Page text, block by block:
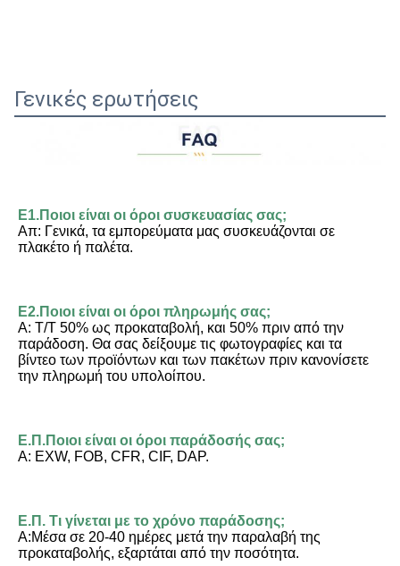
Γενικές ερωτήσεις
Ε1.Ποιοι είναι οι όροι συσκευασίας σας;
Απ: Γενικά, τα εμπορεύματα μας συσκευάζονται σε
πλακέτο ή παλέτα.
Ε2.Ποιοι είναι οι όροι πληρωμής σας;
Α: T/T 50% ως προκαταβολή, και 50% πριν από την
παράδοση. Θα σας δείξουμε τις φωτογραφίες και τα
βίντεο των προϊόντων και των πακέτων πριν κανονίσετε
την πληρωμή του υπολοίπου.
Ε.Π.Ποιοι είναι οι όροι παράδοσής σας;
Α: EXW, FOB, CFR, CIF, DAP.
Ε.Π. Τι γίνεται με το χρόνο παράδοσης;
Α:Μέσα σε 20-40 ημέρες μετά την παραλαβή της
προκαταβολής, εξαρτάται από την ποσότητα.